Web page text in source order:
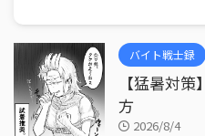
バイト戦士録
【猛暑対
方
2026/8/4